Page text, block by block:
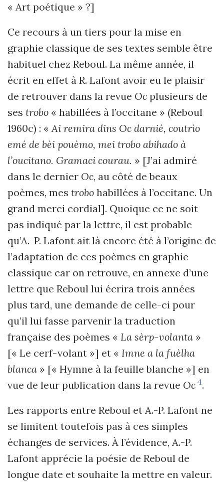
« Art poétique » ?]
Ce recours à un tiers pour la mise en
graphie classique de ses textes semble être
habituel chez Reboul. La même année, il
écrit en effet à R. Lafont avoir eu le plaisir
de retrouver dans la revue Oc plusieurs de
ses trobo « habillées à l’occitane » (Reboul
1960c) : «Ai remira dins Oc darnié, coutrìo
emé de bèi pouèmo, mei trobo abihado à
l’oucitano. Gramaci courau. » [J’ai admiré
dans le dernier Oc, au côté de beaux
poèmes, mes trobo habillées à l’occitane. Un
grand merci cordial]. Quoique ce ne soit
pas indiqué par la lettre, il est probable
qu’A.-P. Lafont ait là encore été à l’origine de
l’adaptation de ces poèmes en graphie
classique car on retrouve, en annexe d’une
lettre que Reboul lui écrira trois années
plus tard, une demande de celle-ci pour
qu’il lui fasse parvenir la traduction
française des poèmes « La sèrp-volanta »
[« Le cerf-volant »] et « Imne a la fuèlha
blanca » [« Hymne à la feuille blanche »] en
vue de leur publication dans la revue Oc 4.
Les rapports entre Reboul et A.-P. Lafont ne
se limitent toutefois pas à ces simples
échanges de services. À l’évidence, A.-P.
Lafont apprécie la poésie de Reboul de
longue date et souhaite la mettre en valeur.